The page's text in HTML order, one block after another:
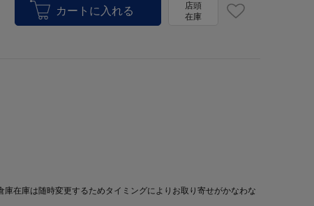
店頭
在庫
在庫は随時変更するためタイミングによりお取り寄せがかなわな